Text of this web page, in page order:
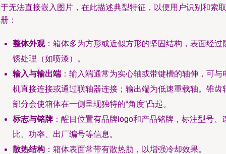
无法直接嵌入图片，在此描述典型特征，以便用户识别和索取
：
整体外观：箱体多为方形或近似方形的坚固结构，表面经过
锈处理（如喷漆）。
输入与输出端 ：输入端通常为实心轴或带键槽的轴伸，可与
机直接连接或通过联轴器连接；输出端为低速重载轴。锥齿
部分会使箱体在一侧呈现独特的“角度”凸起。
标志与铭牌 ：醒目位置有品牌logo和产品铭牌，标注型号、
比、功率、出厂编号等信息。
散热结构 ：箱体表面常带有散热肋，以增强冷却效果。